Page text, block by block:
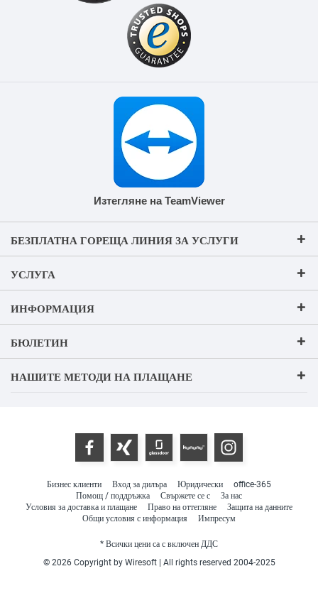
Изтегляне на TeamViewer
БЕЗПЛАТНА ГОРЕЩА ЛИНИЯ ЗА УСЛУГИ
УСЛУГА
ИНФОРМАЦИЯ
БЮЛЕТИН
НАШИТЕ МЕТОДИ НА ПЛАЩАНЕ
Бизнес клиенти Вход за дилъра Юридически
office-365
Помощ / поддръжка
Свържете се с
За нас
Условия за доставка и плащане
Право на оттегляне
Защита на данните
Общи условия с информация
Импресум
* Всички цени са с включен ДДС
© 2026 Copyright by Wiresoft | All rights reserved 2004-2025